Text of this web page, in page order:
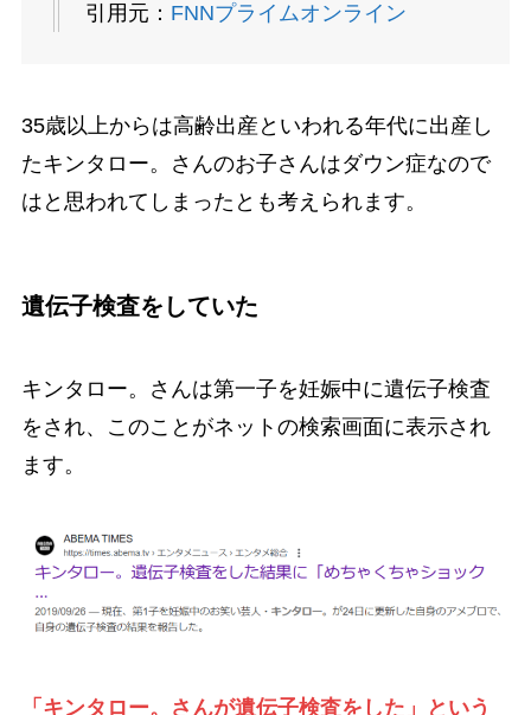
引用元： FNNプライムオンライン
35歳以上からは高齢出産といわれる年代に出産し
たキンタロー。さんのお子さんはダウン症なので
はと思われてしまったとも考えられます。
遺伝子検査をしていた
キンタロー。さんは第一子を妊娠中に遺伝子検査
をされ、このことがネットの検索画面に表示され
ます。
「キンタロー。さんが遺伝子検査をした」という